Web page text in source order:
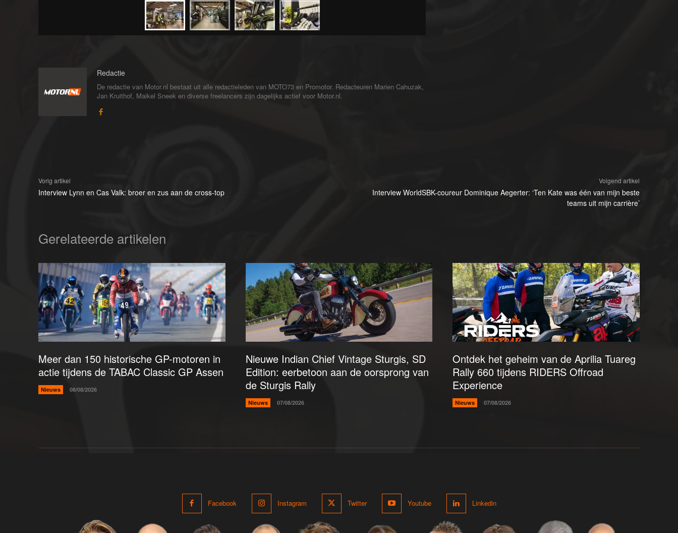
Redactie
De redactie van Motor.nl bestaat uit alle redactieleden van MOTO73 en Promotor. Redacteuren Marien Cahuzak,
Jan Kruithof, Maikel Sneek en diverse freelancers zijn dagelijks actief voor Motor.nl.
Vorig artikel
Interview Lynn en Cas Valk: broer en zus aan de cross-top
Volgend artikel
Interview WorldSBK-coureur Dominique Aegerter: ‘Ten Kate was één van mijn beste
teams uit mijn carrière’
Gerelateerde artikelen
Meer dan 150 historische GP-motoren in
actie tijdens de TABAC Classic GP Assen
Nieuws 08/08/2026
Nieuwe Indian Chief Vintage Sturgis, SD
Edition: eerbetoon aan de oorsprong van
de Sturgis Rally
Nieuws 07/08/2026
Ontdek het geheim van de Aprilia Tuareg
Rally 660 tijdens RIDERS Offroad
Experience
Nieuws 07/08/2026
Facebook Instagram Twitter Youtube Linkedin